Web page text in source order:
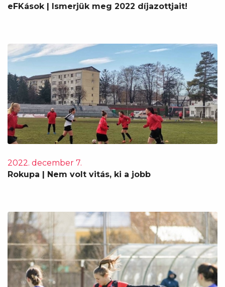
eFKások | Ismerjük meg 2022 díjazottjait!
2022. december 7.
Rokupa | Nem volt vitás, ki a jobb